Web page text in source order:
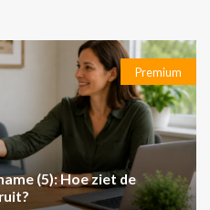
Premium
(5): Hoe ziet de